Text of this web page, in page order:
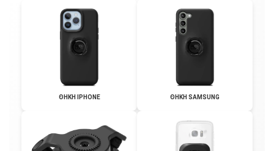
ΘΗΚΗ IPHONE ΘΗΚΗ SAMSUNG